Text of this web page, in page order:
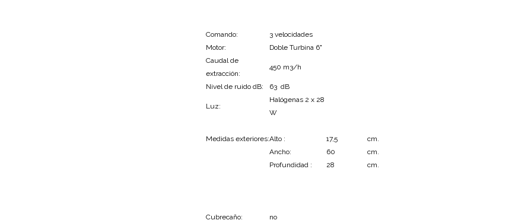
Comando:
3 velocidades
Motor:
Doble Turbina 6"
Caudal de
extracción:
450 m3/h
Nivel de ruido dB: 63 dB
Luz:
Halógenas 2 x 28
W
Medidas exteriores:Alto : 17,5
cm.
Ancho:
60
cm.
Profundidad :
28 cm.
Cubrecaño: no